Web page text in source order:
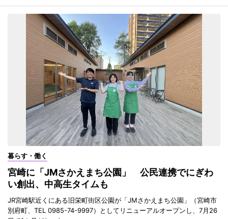
暮らす・働く
宮崎に「JMさかえまち公園」 公民連携でにぎわ
い創出、中高生タイムも
JR宮崎駅近くにある旧栄町街区公園が「JMさかえまち公園」（宮崎市
別府町、TEL 0985-74-9997）としてリニューアルオープンし、7月26